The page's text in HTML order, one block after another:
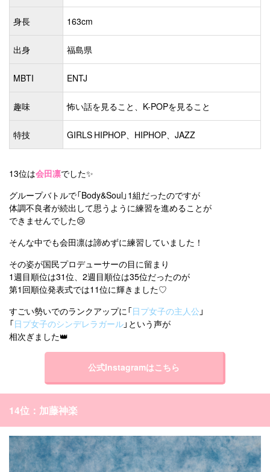
身長 163cm
出身 福島県
MBTI ENTJ
趣味 怖い話を見ること、K-POPを見ること
特技 GIRLS HIPHOP、HIPHOP、JAZZ
13位は会田凛でした✨
グループバトルで「Body&Soul」1組だったのですが
体調不良者が続出して思うように練習を進めることが
できませんでした😢
そんな中でも会田凛は諦めずに練習していました！
その姿が国民プロデューサーの目に留まり
1週目順位は31位、2週目順位は35位だったのが
第1回順位発表式では11位に輝きました♡
すごい勢いでのランクアップに「日プ女子の主人公 」
「日プ女子のシンデレラガール」という声が
相次ぎました👑
公式Instagramはこちら
14位：加藤神楽